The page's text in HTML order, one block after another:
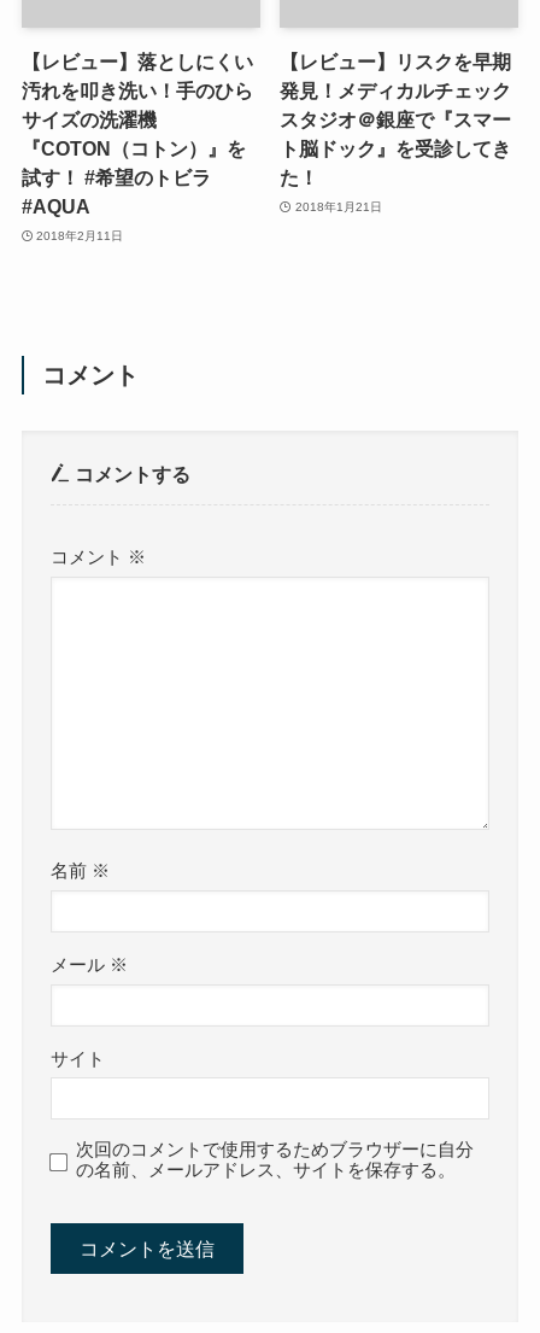
【レビュー】落としにくい
汚れを叩き洗い！手のひら
サイズの洗濯機
『COTON（コトン）』を
試す！ #希望のトビラ
#AQUA
2018年2月11日
【レビュー】リスクを早期
発見！メディカルチェック
スタジオ＠銀座で『スマー
ト脳ドック』を受診してき
た！
2018年1月21日
コメント
コメントする
コメント ※
名前 ※
メール ※
サイト
次回のコメントで使用するためブラウザーに自分
の名前、メールアドレス、サイトを保存する。